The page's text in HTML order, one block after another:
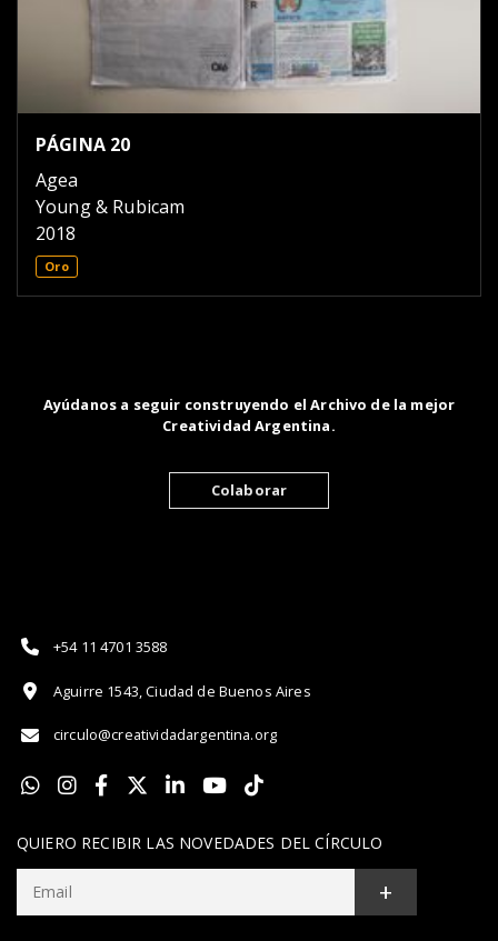
PÁGINA 20
Agea
Young & Rubicam
2018
Oro
Ayúdanos a seguir construyendo el Archivo de la mejor
Creatividad Argentina.
Colaborar
+54 11 4701 3588
Aguirre 1543, Ciudad de Buenos Aires
circulo@creatividadargentina.org
QUIERO RECIBIR LAS NOVEDADES DEL CÍRCULO
+